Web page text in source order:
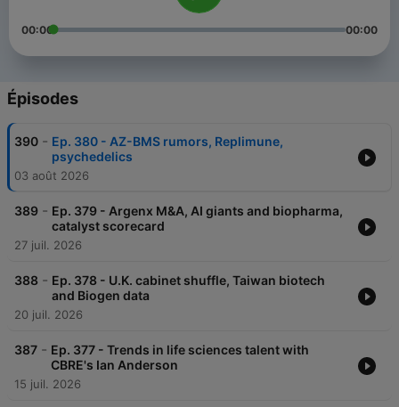
00:00 00:00
Épisodes
390 - Ep. 380 - AZ-BMS rumors, Replimune,
psychedelics
03 août 2026
389 - Ep. 379 - Argenx M&A, AI giants and biopharma,
catalyst scorecard
27 juil. 2026
388 - Ep. 378 - U.K. cabinet shuffle, Taiwan biotech
and Biogen data
20 juil. 2026
387 - Ep. 377 - Trends in life sciences talent with
CBRE's Ian Anderson
15 juil. 2026